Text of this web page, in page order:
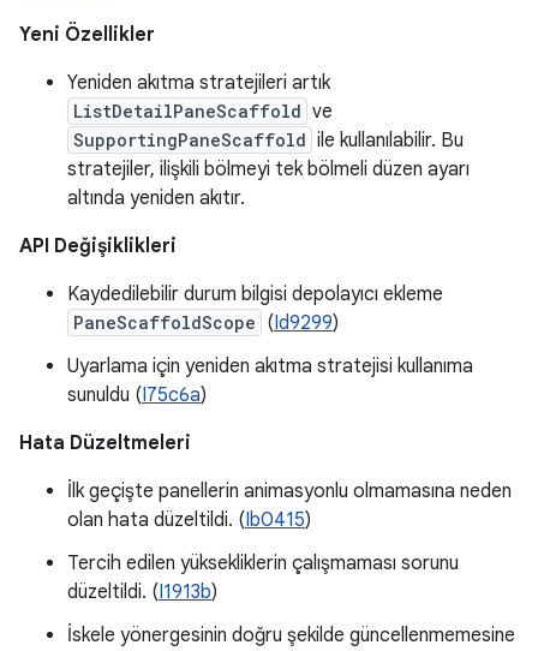
Yeni Özellikler
Yeniden akıtma stratejileri artık
ListDetailPaneScaffold ve
SupportingPaneScaffold ile kullanılabilir. Bu
stratejiler, ilişkili bölmeyi tek bölmeli düzen ayarı
altında yeniden akıtır.
API Değişiklikleri
Kaydedilebilir durum bilgisi depolayıcı ekleme
PaneScaffoldScope (Id9299)
Uyarlama için yeniden akıtma stratejisi kullanıma
sunuldu (I75c6a)
Hata Düzeltmeleri
İlk geçişte panellerin animasyonlu olmamasına neden
olan hata düzeltildi. (Ib0415)
Tercih edilen yüksekliklerin çalışmaması sorunu
düzeltildi. (I1913b)
İskele yönergesinin doğru şekilde güncellenmemesine